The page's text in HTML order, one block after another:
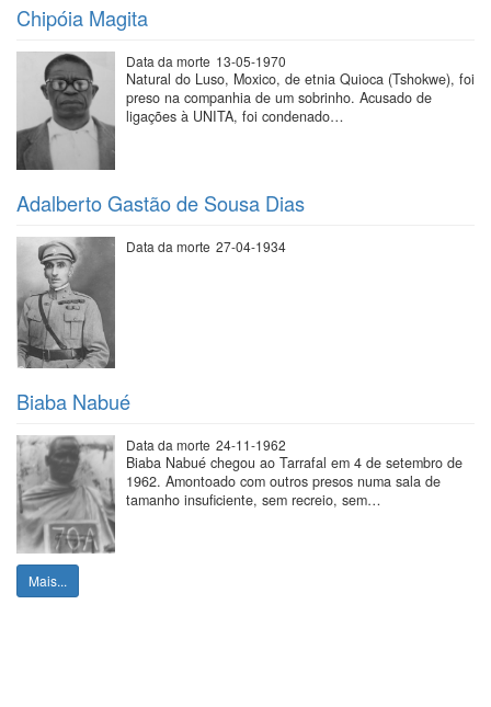
Chipóia Magita
Data da morte 13-05-1970
Natural do Luso, Moxico, de etnia Quioca (Tshokwe), foi
preso na companhia de um sobrinho. Acusado de
ligações à UNITA, foi condenado…
Adalberto Gastão de Sousa Dias
Data da morte 27-04-1934
Biaba Nabué
Data da morte 24-11-1962
Biaba Nabué chegou ao Tarrafal em 4 de setembro de
1962. Amontoado com outros presos numa sala de
tamanho insuficiente, sem recreio, sem…
Mais...